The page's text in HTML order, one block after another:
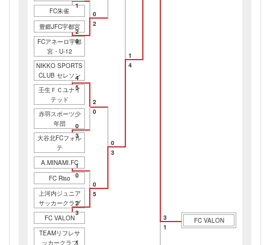
FC朱雀
1
0
豊郷JFC宇都宮
2
FCアネーロ宇都
宮・U-12
0
2
1
NIKKO SPORTS
CLUB セレソン
4
壬生ＦＣユナイ
テッド
5
2
赤羽スポーツ少
年団
0
大谷北FCフォル
テ
3
0
0
A.MINAMI.FC1
FC Riso
0
0
上河内ジュニア
サッカークラブ
2
FC VALON
3
5
3
4
3
TEAMリフレサ
ッカークラブ1
1
FC VALON